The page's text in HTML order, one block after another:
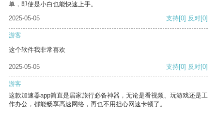
单，即使是小白也能快速上手。
2025-05-05
支持[0] 反对[0]
游客
这个软件我非常喜欢
2025-05-05 支持[0] 反对[0]
游客
这款加速器app简直是居家旅行必备神器，无论是看视频、玩游戏还是工
作办公，都能畅享高速网络，再也不用担心网速卡顿了。